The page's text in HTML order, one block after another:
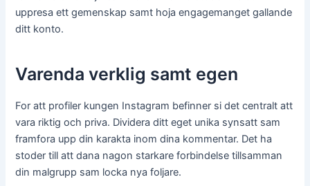
uppresa ett gemenskap samt hoja engagemanget gallande
ditt konto.
Varenda verklig samt egen
For att profiler kungen Instagram befinner si det centralt att
vara riktig och priva. Dividera ditt eget unika synsatt sam
framfora upp din karakta inom dina kommentar. Det ha
stoder till att dana nagon starkare forbindelse tillsamman
din malgrupp sam locka nya foljare.